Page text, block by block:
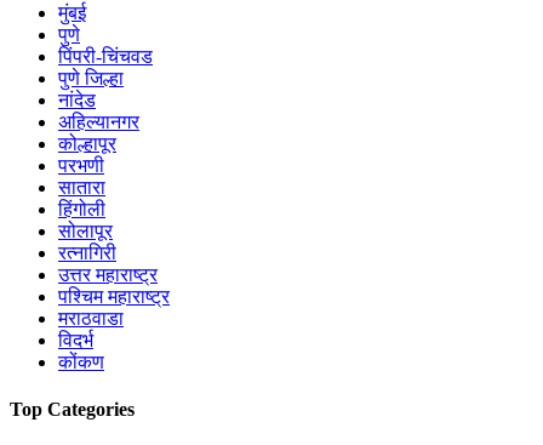
मुंबई
पुणे
पिंपरी-चिंचवड
पुणे जिल्हा
नांदेड
अहिल्यानगर
कोल्हापूर
परभणी
सातारा
हिंगोली
सोलापूर
रत्नागिरी
उत्तर महाराष्ट्र
पश्चिम महाराष्ट्र
मराठवाडा
विदर्भ
कोंकण
Top Categories